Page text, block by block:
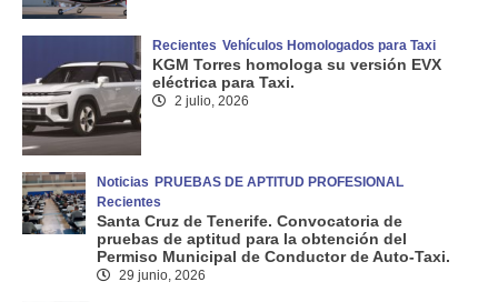
Recientes Vehículos Homologados para Taxi
KGM Torres homologa su versión EVX
eléctrica para Taxi.
2 julio, 2026
Noticias PRUEBAS DE APTITUD PROFESIONAL
Recientes
Santa Cruz de Tenerife. Convocatoria de
pruebas de aptitud para la obtención del
Permiso Municipal de Conductor de Auto-Taxi.
29 junio, 2026